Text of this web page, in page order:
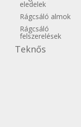
eledelek
Rágcsáló almok
Rágcsáló
felszerelések
Teknős